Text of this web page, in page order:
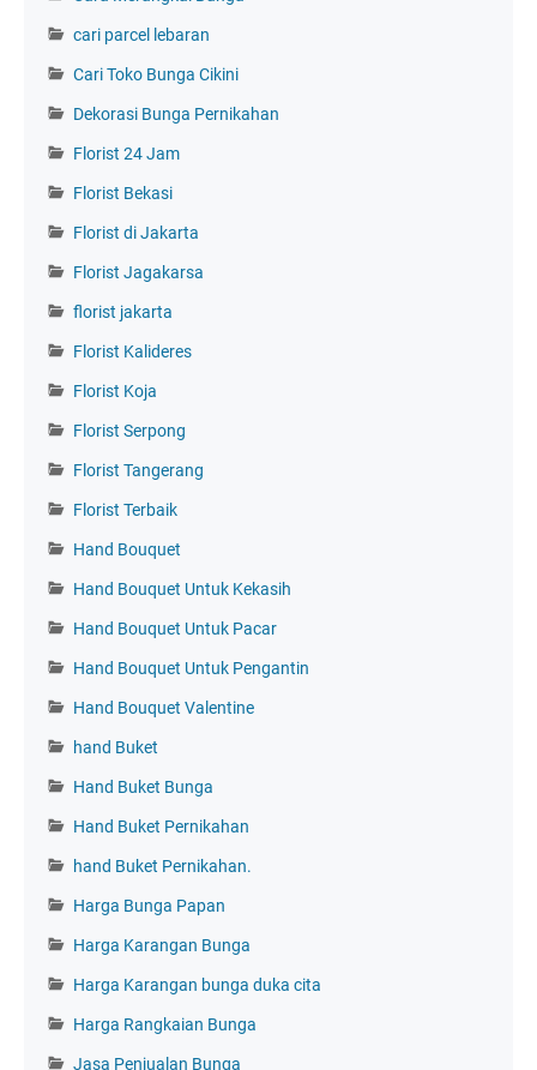
cari parcel lebaran
Cari Toko Bunga Cikini
Dekorasi Bunga Pernikahan
Florist 24 Jam
Florist Bekasi
Florist di Jakarta
Florist Jagakarsa
florist jakarta
Florist Kalideres
Florist Koja
Florist Serpong
Florist Tangerang
Florist Terbaik
Hand Bouquet
Hand Bouquet Untuk Kekasih
Hand Bouquet Untuk Pacar
Hand Bouquet Untuk Pengantin
Hand Bouquet Valentine
hand Buket
Hand Buket Bunga
Hand Buket Pernikahan
hand Buket Pernikahan.
Harga Bunga Papan
Harga Karangan Bunga
Harga Karangan bunga duka cita
Harga Rangkaian Bunga
Jasa Penjualan Bunga